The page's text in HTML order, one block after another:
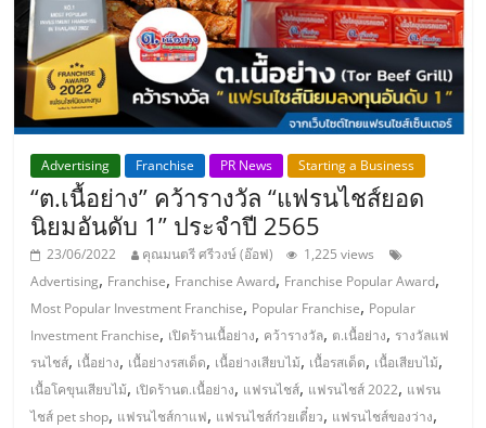
Advertising Franchise PR News Starting a Business
“ต.เนื้อย่าง” คว้ารางวัล “แฟรนไชส์ยอด
นิยมอันดับ 1” ประจำปี 2565
23/06/2022 คุณมนตรี ศรีวงษ์ (อ๊อฟ)
1,225 views
Advertising, Franchise, Franchise Award, Franchise Popular Award,
Most Popular Investment Franchise, Popular Franchise, Popular
Investment Franchise, เปิดร้านเนื้อย่าง, คว้ารางวัล, ต.เนื้อย่าง, รางวัลแฟ
รนไชส์, เนื้อย่าง, เนื้อย่างรสเด็ด, เนื้อย่างเสียบไม้, เนื้อรสเด็ด, เนื้อเสียบไม้,
เนื้อโคขุนเสียบไม้, เปิดร้านต.เนื้อย่าง, แฟรนไชส์, แฟรนไชส์ 2022, แฟรน
ไชส์ pet shop, แฟรนไชส์กาแฟ, แฟรนไชส์ก๋วยเตี๋ยว, แฟรนไชส์ของว่าง,